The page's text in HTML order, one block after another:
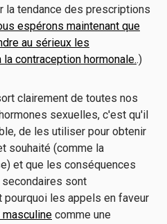
la tendance des prescriptions
espérons maintenant que
au sérieux les
contraception hormonale..)
clairement de toutes nos
sexuelles, c'est qu'il
de les utiliser pour obtenir
souhaité (comme la
et que les conséquences
sont
pourquoi les appels en faveur
comme une